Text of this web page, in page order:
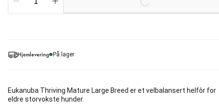
Hjemlevering På lager
Eukanuba Thriving Mature Large Breed er et velbalansert helfôr for
eldre storvokste hunder.